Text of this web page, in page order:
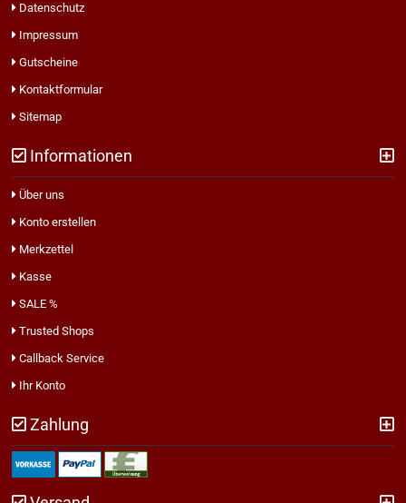
Datenschutz
Impressum
Gutscheine
Kontaktformular
Sitemap
Informationen
Über uns
Konto erstellen
Merkzettel
Kasse
SALE %
Trusted Shops
Callback Service
Ihr Konto
Zahlung